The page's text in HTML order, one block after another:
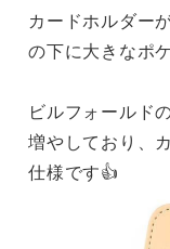
カードホルダー
の下に大きなポ
ビルフォールド
増やしており、
仕様です👍